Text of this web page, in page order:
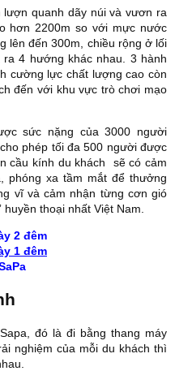
quanh dãy núi và vươn ra
hơn 2200m so với mực nước
lên đến 300m, chiều rộng ở lối
4 hướng khác nhau. 3 hành
cường lực chất lượng cao còn
đến với khu vực trò chơi mạo
sức nặng của 3000 người
phép tối đa 500 người được
cầu kính du khách sẽ có cảm
phóng xa tầm mắt để thưởng
vĩ và cảm nhận từng cơn gió
thoại nhất Việt Nam.
2 đêm
1 đêm
đó là đi bằng thang máy
nghiệm của mỗi du khách thì